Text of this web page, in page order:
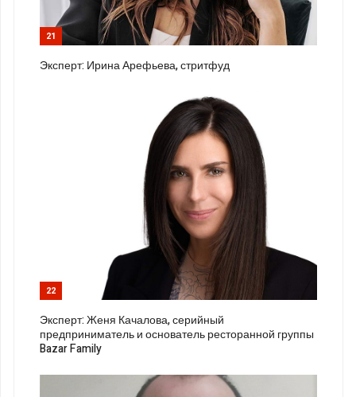
21
Эксперт: Ирина Арефьева, стритфуд
22
Эксперт: Женя Качалова, серийный
предприниматель и основатель ресторанной группы
Bazar Family